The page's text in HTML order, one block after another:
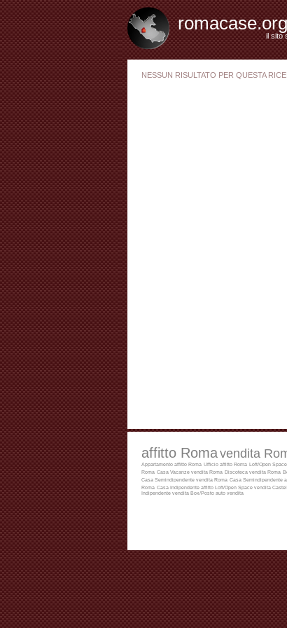
romacase.org
il sito
NESSUN RISULTATO PER QUESTA
affitto Romavendita
Appartamento affitto Roma
Ufficio affitto Roma Loft/Open
Roma Casa Vacanze vendita Roma Discoteca vendita Roma
Casa Semindipendente vendita Roma Casa Semindipendente
Roma Casa Indipendente affitto Loft/Open Space vendita
Indipendente vendita Box/Posto auto vendita